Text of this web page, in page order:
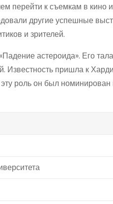
перейти к съемкам в кино
другие успешные
и зрителей.
астероида». Его
пришла к
роль он был